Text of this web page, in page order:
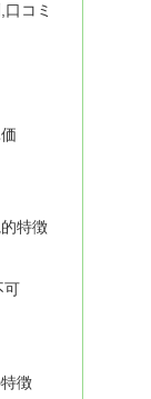
コミ
特徴
可
徴